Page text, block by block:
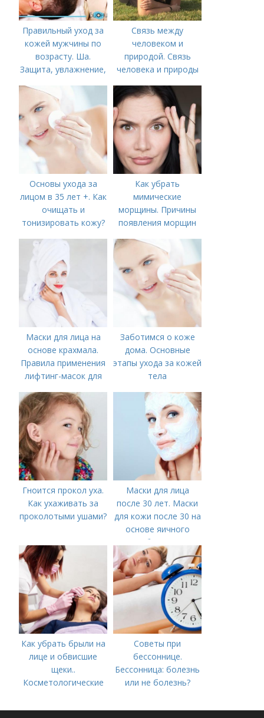
Правильный уход за
кожей мужчины по
возрасту. Ша.
Защита, увлажнение,
Связь между
человеком и
природой. Связь
человека и природы
Основы ухода за
лицом в 35 лет +. Как
очищать и
тонизировать кожу?
Как убрать
мимические
морщины. Причины
появления морщин
Маски для лица на
основе крахмала.
Правила применения
лифтинг-масок для
Заботимся о коже
дома. Основные
этапы ухода за кожей
тела
Гноится прокол уха.
Как ухаживать за
проколотыми ушами?
Маски для лица
после 30 лет. Маски
для кожи после 30 на
основе яичного
белка
Как убрать брыли на
лице и обвисшие
щеки..
Косметологические
Советы при
бессоннице.
Бессонница: болезнь
или не болезнь?